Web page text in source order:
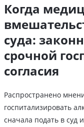
Когда
суда:
срочной
согласия
Распространено
госпитализировать
сначала подать в суд